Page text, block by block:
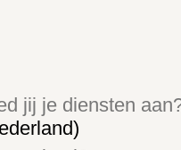
jij je diensten